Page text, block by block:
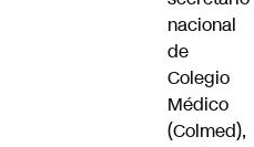
nacional
de
Colegio
Médico
(Colmed),